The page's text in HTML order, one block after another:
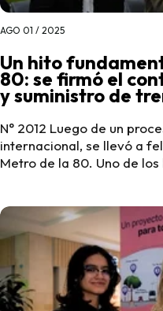
AGO 01 / 2025
Un hito
80: se firmó el
y suministro de
N° 2012 Luego de un
internacional, se llevó a
Metro de la 80. Uno de los